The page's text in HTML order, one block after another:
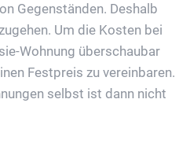
Gegenständen. Deshalb
Um die Kosten bei
Wohnung überschaubar
Festpreis zu vereinbaren.
selbst ist dann nicht